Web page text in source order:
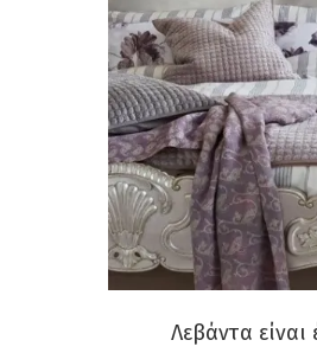
Λεβάντα